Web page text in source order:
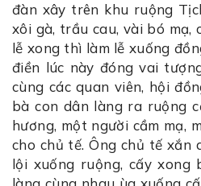
đàn xây trên khu ruộng
xôi gà, trầu cau, vài bó mạ,
lễ xong thì làm lễ xuống
điền lúc này đóng vai
cùng các quan viên, hội
bà con dân làng ra ruộng
hương, một người cầm mạ,
cho chủ tế. Ông chủ tế xắn
lội xuống ruộng, cấy xong